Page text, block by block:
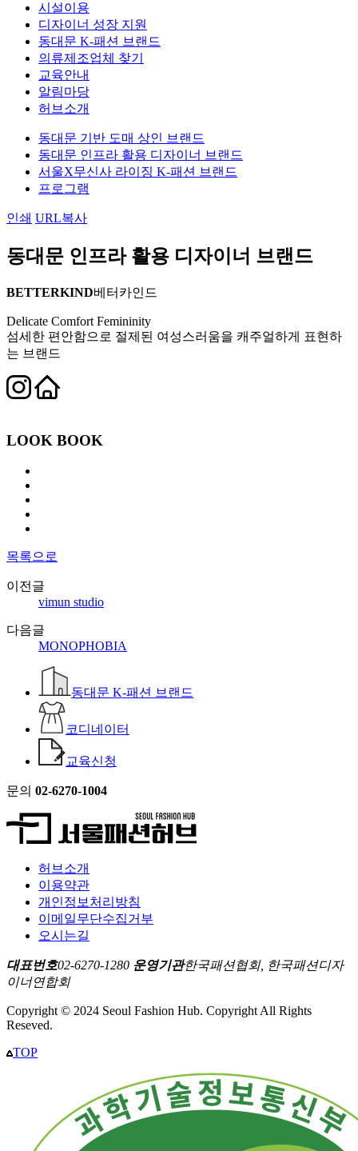
시설이용
디자이너 성장 지원
동대문 K-패션 브랜드
의류제조업체 찾기
교육안내
알림마당
허브소개
동대문 기반 도매 상인 브랜드
동대문 인프라 활용 디자이너 브랜드
서울X무신사 라이징 K-패션 브랜드
프로그램
인쇄 URL복사
동대문 인프라 활용 디자이너 브랜드
BETTERKIND베터카인드
Delicate Comfort Femininity
섬세한 편안함으로 절제된 여성스러움을 캐주얼하게 표현하
는 브랜드
LOOK BOOK
목록으로
이전글
vimun studio
다음글
MONOPHOBIA
동대문 K-패션 브랜드
코디네이터
교육신청
문의 02-6270-1004
허브소개
이용약관
개인정보처리방침
이메일무단수집거부
오시는길
대표번호02-6270-1280 운영기관한국패션협회, 한국패션디자
이너연합회
Copyright © 2024 Seoul Fashion Hub. Copyright All Rights
Reseved.
TOP